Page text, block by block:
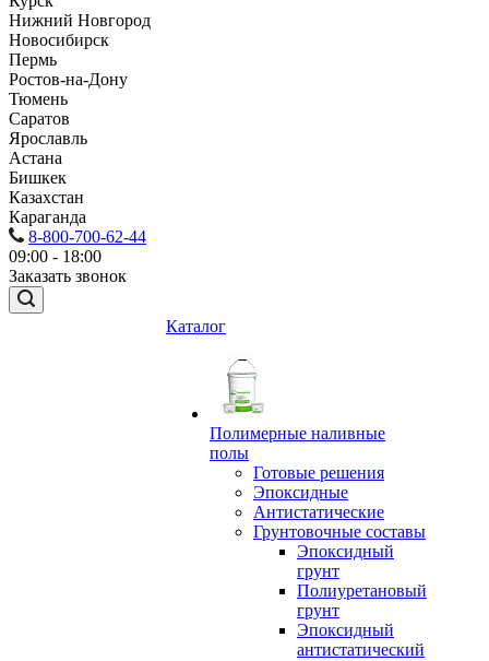
Нижний Новгород
Новосибирск
Пермь
Ростов-на-Дону
Тюмень
Саратов
Ярославль
Астана
Бишкек
Казахстан
Караганда
8-800-700-62-44
09:00 - 18:00
Заказать звонок
Каталог
Полимерные наливные
полы
Готовые решения
Эпоксидные
Антистатические
Грунтовочные составы
Эпоксидный
грунт
Полиуретановый
грунт
Эпоксидный
антистатический